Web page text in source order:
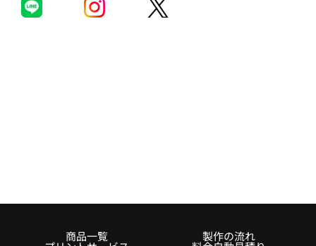
商品一覧 製作の流れ